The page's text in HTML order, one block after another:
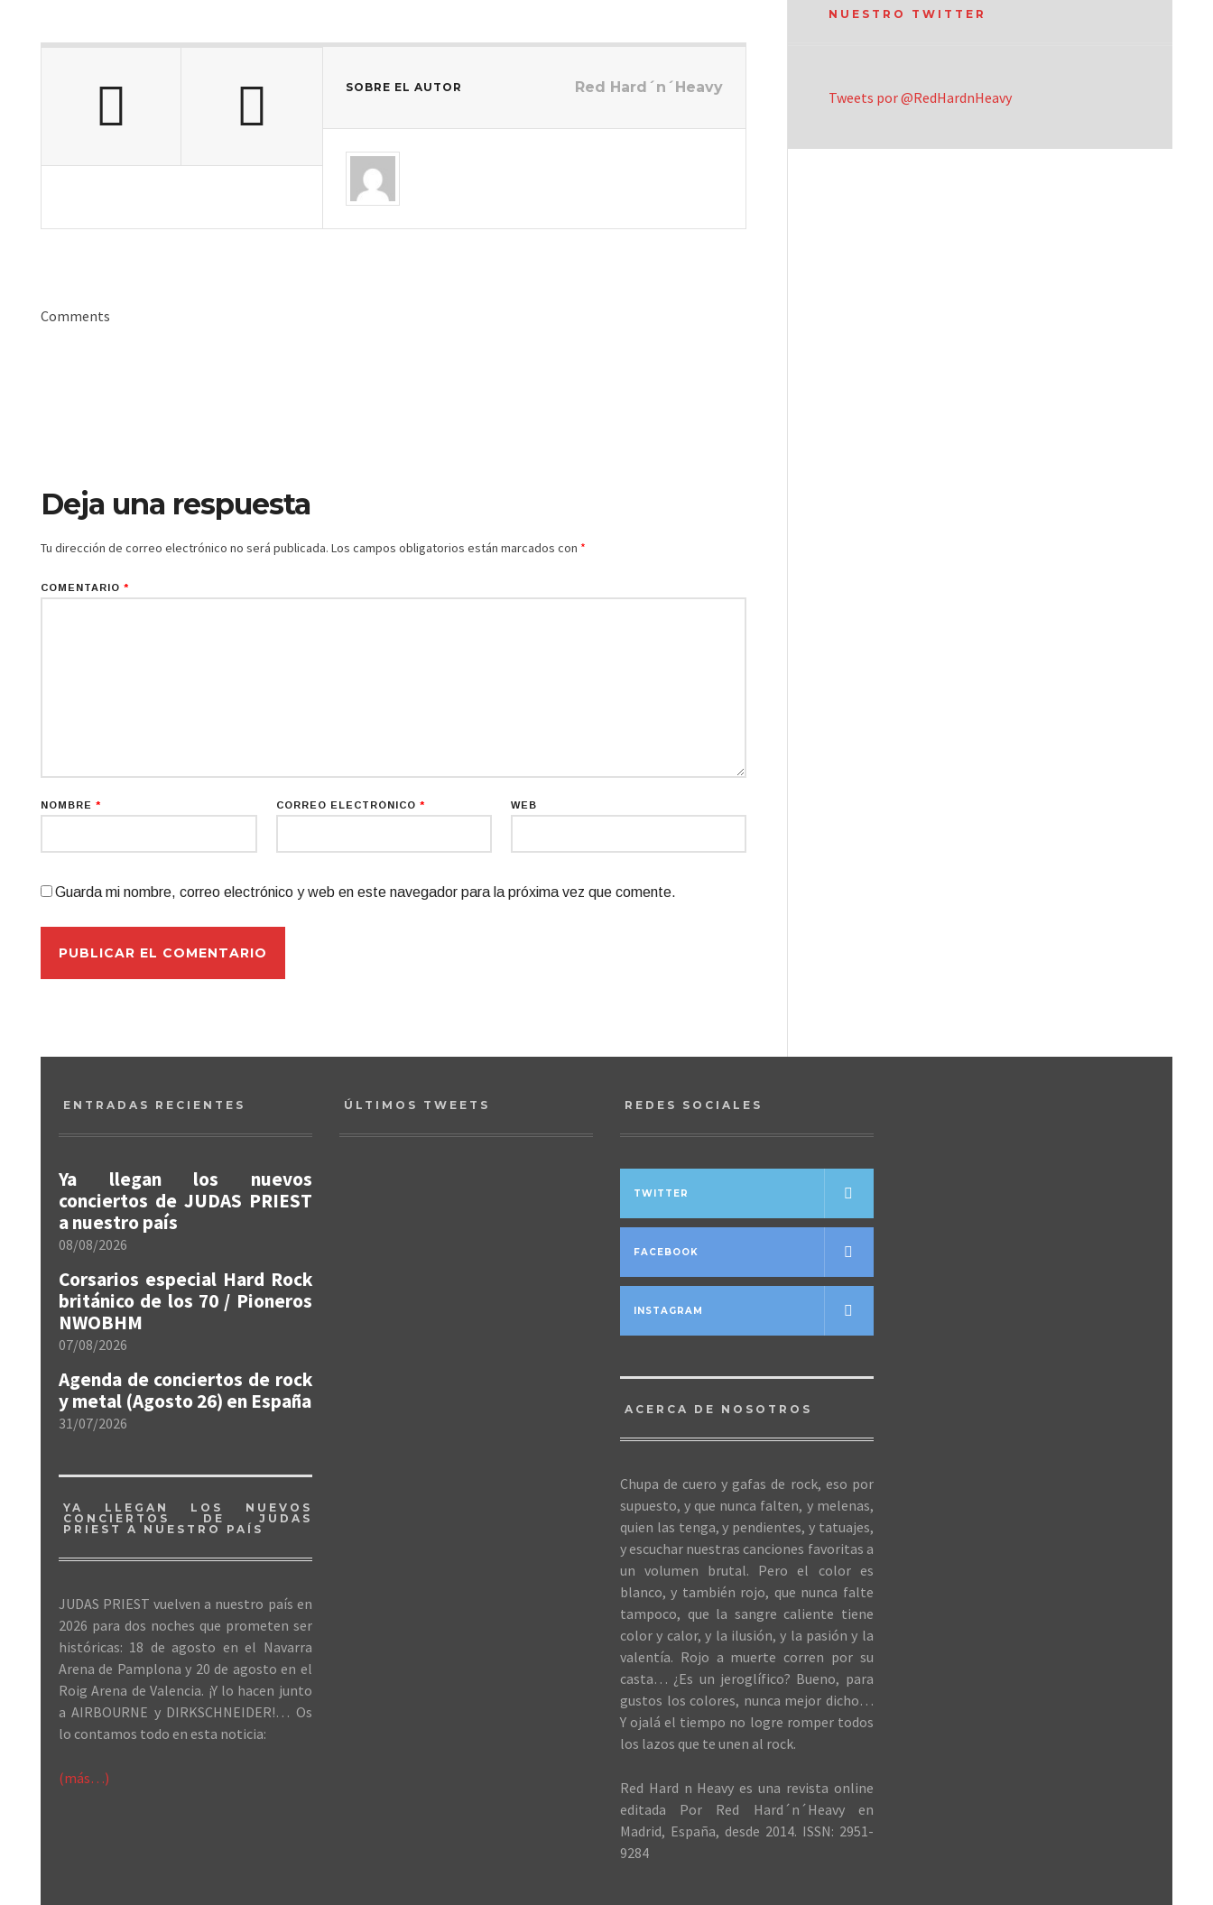
SOBRE EL AUTOR Red Hard´n´Heavy
Comments
Deja una respuesta
Tu dirección de correo electrónico no será publicada. Los campos obligatorios están marcados con *
COMENTARIO *
NOMBRE * CORREO ELECTRÓNICO * WEB
Guarda mi nombre, correo electrónico y web en este navegador para la próxima vez que comente.
NUESTRO TWITTER
Tweets por @RedHardnHeavy
ENTRADAS RECIENTES
Ya llegan los nuevos
conciertos de JUDAS PRIEST
a nuestro país
08/08/2026
Corsarios especial Hard Rock
británico de los 70 / Pioneros
NWOBHM
07/08/2026
Agenda de conciertos de rock
y metal (Agosto 26) en España
31/07/2026
YA LLEGAN LOS NUEVOS
CONCIERTOS DE JUDAS
PRIEST A NUESTRO PAÍS
JUDAS PRIEST vuelven a nuestro país en
2026 para dos noches que prometen ser
históricas: 18 de agosto en el Navarra
Arena de Pamplona y 20 de agosto en el
Roig Arena de Valencia. ¡Y lo hacen junto
a AIRBOURNE y DIRKSCHNEIDER!… Os
lo contamos todo en esta noticia:
(más…)
ÚLTIMOS TWEETS REDES SOCIALES
TWITTER
FACEBOOK
INSTAGRAM
ACERCA DE NOSOTROS
Chupa de cuero y gafas de rock, eso por
supuesto, y que nunca falten, y melenas,
quien las tenga, y pendientes, y tatuajes,
y escuchar nuestras canciones favoritas a
un volumen brutal. Pero el color es
blanco, y también rojo, que nunca falte
tampoco, que la sangre caliente tiene
color y calor, y la ilusión, y la pasión y la
valentía. Rojo a muerte corren por su
casta… ¿Es un jeroglífico? Bueno, para
gustos los colores, nunca mejor dicho…
Y ojalá el tiempo no logre romper todos
los lazos que te unen al rock.
Red Hard n Heavy es una revista online
editada Por Red Hard´n´Heavy en
Madrid, España, desde 2014. ISSN: 2951-
9284